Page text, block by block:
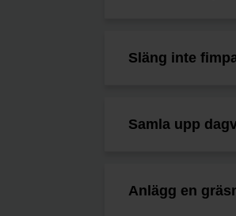
Släng inte
Samla upp
Anlägg en